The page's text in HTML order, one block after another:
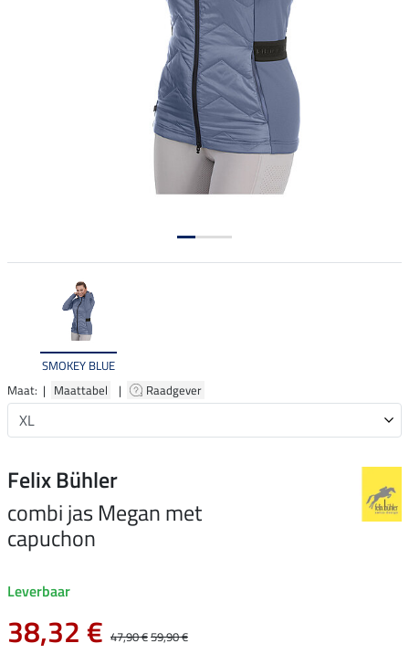
SMOKEY BLUE
Maat: | Maattabel | Raadgever
Felix Bühler
combi jas Megan met
capuchon
Leverbaar
38,32 € 47,90 €59,90 €